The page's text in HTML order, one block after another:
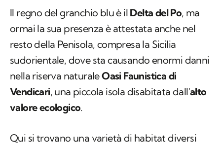
Il regno del granchio blu è il Delta del Po, ma
ormai la sua presenza è attestata anche nel
resto della Penisola, compresa la Sicilia
sudorientale, dove sta causando enormi danni
nella riserva naturaleOasi Faunistica di
Vendicari, una piccola isola disabitata dall'alto
valore ecologico.
Qui si trovano una varietà di habitat diversi